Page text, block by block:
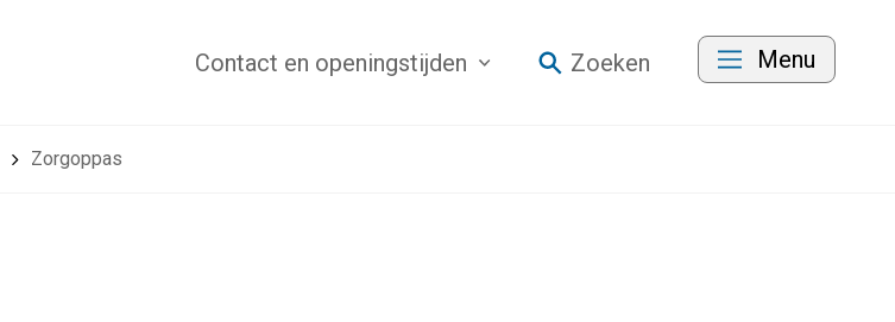
Contact en openingstijden Zoeken Menu
Zorgoppas